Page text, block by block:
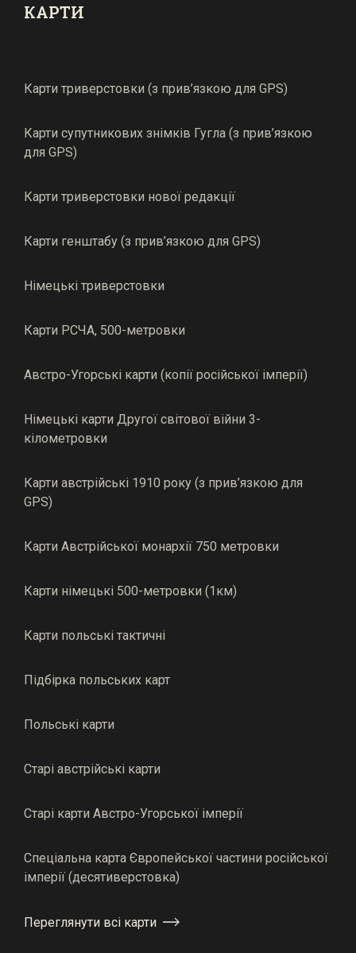
КАРТИ
Карти триверстовки (з прив’язкою для GPS)
Карти супутникових знімків Гугла (з прив’язкою
для GPS)
Карти триверстовки нової редакції
Карти генштабу (з прив’язкою для GPS)
Німецькі триверстовки
Карти РСЧА, 500-метровки
Австро-Угорські карти (копії російської імперії)
Німецькі карти Другої світової війни 3-
кілометровки
Карти австрійські 1910 року (з прив’язкою для
GPS)
Карти Австрійської монархії 750 метровки
Карти німецькі 500-метровки (1км)
Карти польські тактичні
Підбірка польських карт
Польські карти
Старі австрійські карти
Старі карти Австро-Угорської імперії
Спеціальна карта Європейської частини російської
імперії (десятиверстовка)
Переглянути всі карти